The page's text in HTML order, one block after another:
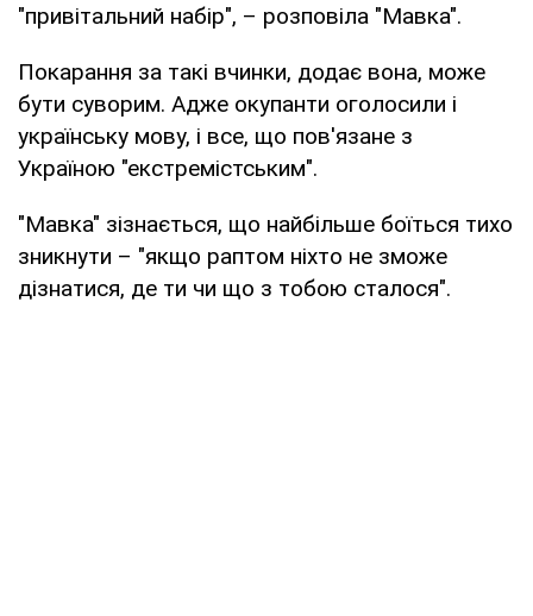
"привітальний набір", – розповіла "Мавка".
Покарання за такі вчинки, додає вона, може
бути суворим. Адже окупанти оголосили і
українську мову, і все, що пов'язане з
Україною "екстремістським".
"Мавка" зізнається, що найбільше боїться тихо
зникнути – "якщо раптом ніхто не зможе
дізнатися, де ти чи що з тобою сталося".